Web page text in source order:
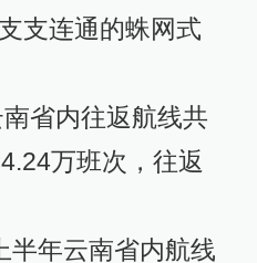
支连通的蛛网式
省内往返航线共
万班次，往返
半年云南省内航线